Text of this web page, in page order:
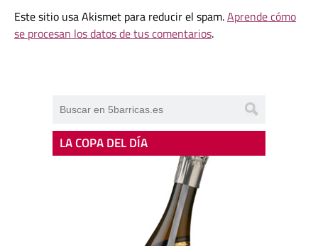
Este sitio usa Akismet para reducir el spam.Aprende cómo
se procesan los datos de tus comentarios.
LA COPA DEL DÍA